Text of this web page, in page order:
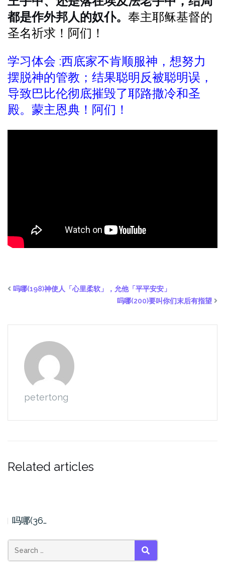
都是作外邦人的奴仆。 奉主耶稣基督的
圣名祈求！阿们！
学习体会 :西底家不肯顺服神，想努力
摆脱神的管教；结果聪明反被聪明误，
导致巴比伦彻底摧毁了耶路撒冷和圣
殿。蒙主恩典！阿们！
吗哪(198)神使人「心里柔软」，允他「平平安安」
吗哪(200)要叫你们末后有指望
petertong
Related articles
吗哪(36…
SEARCH